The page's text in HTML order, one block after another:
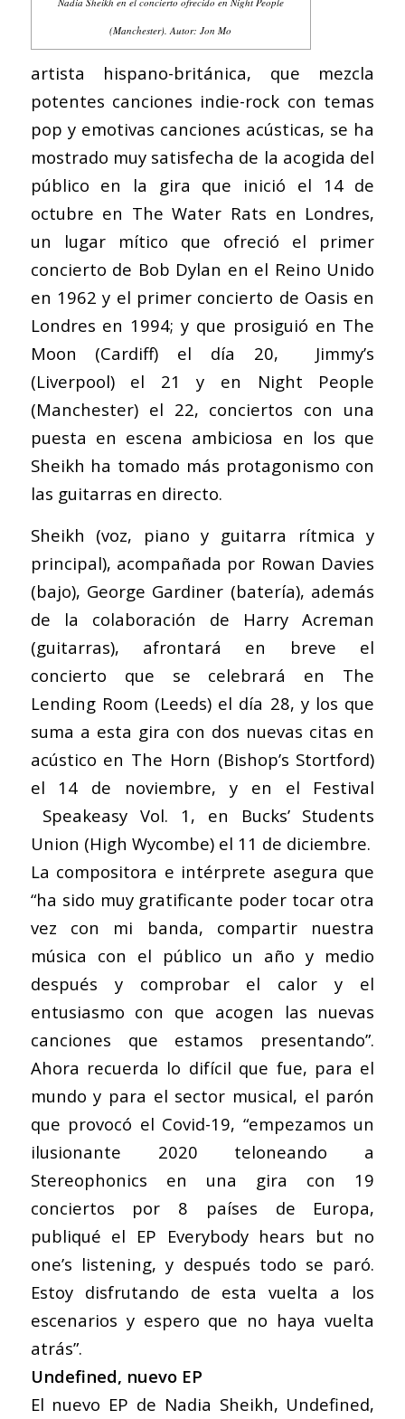
(Manchester). Autor: Jon Mo
artista hispano-británica, que mezcla
potentes canciones indie-rock con temas
pop y emotivas canciones acústicas, se ha
mostrado muy satisfecha de la acogida del
público en la gira que inició el 14 de
octubre en The Water Rats en Londres,
un lugar mítico que ofreció el primer
concierto de Bob Dylan en el Reino Unido
en 1962 y el primer concierto de Oasis en
Londres en 1994; y que prosiguió en The
Moon (Cardiff) el día 20, Jimmy’s
(Liverpool) el 21 y en Night People
(Manchester) el 22, conciertos con una
puesta en escena ambiciosa en los que
Sheikh ha tomado más protagonismo con
las guitarras en directo.
Sheikh (voz, piano y guitarra rítmica y
principal), acompañada por Rowan Davies
(bajo), George Gardiner (batería), además
de la colaboración de Harry Acreman
(guitarras), afrontará en breve el
concierto que se celebrará en The
Lending Room (Leeds) el día 28, y los que
suma a esta gira con dos nuevas citas en
acústico en The Horn (Bishop’s Stortford)
el 14 de noviembre, y en el Festival
Speakeasy Vol. 1, en Bucks’ Students
Union (High Wycombe) el 11 de diciembre.
La compositora e intérprete asegura que
“ha sido muy gratificante poder tocar otra
vez con mi banda, compartir nuestra
música con el público un año y medio
después y comprobar el calor y el
entusiasmo con que acogen las nuevas
canciones que estamos presentando”.
Ahora recuerda lo difícil que fue, para el
mundo y para el sector musical, el parón
que provocó el Covid-19, “empezamos un
ilusionante 2020 teloneando a
Stereophonics en una gira con 19
conciertos por 8 países de Europa,
publiqué el EP Everybody hears but no
one’s listening, y después todo se paró.
Estoy disfrutando de esta vuelta a los
escenarios y espero que no haya vuelta
atrás”.
Undefined, nuevo EP
El nuevo EP de Nadia Sheikh, Undefined,